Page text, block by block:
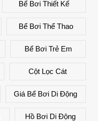
Bể Bơi Thiết Kế
Bể Bơi Thể Thao
Bể Bơi Trẻ Em
Cột Lọc Cát
Giá Bể Bơi Di Động
Hồ Bơi Di Động